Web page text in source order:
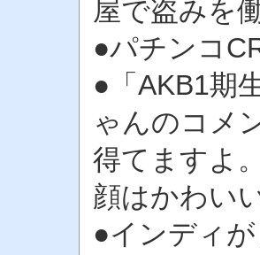
屋で盗みを
●パチンコ
●「AKB1期
ゃんのコメ
得てますよ
顔はかわい
●インディ